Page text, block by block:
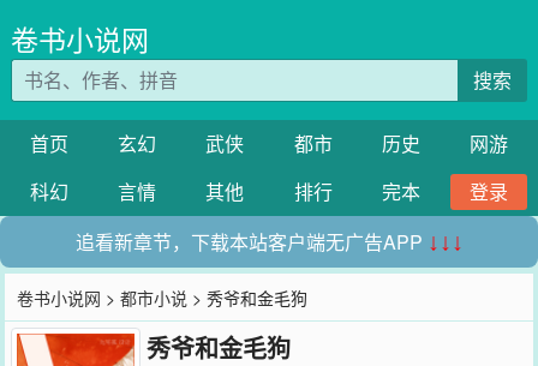
卷书小说网
搜索
首页 玄幻 武侠 都市 历史
网游
科幻
言情 其他 排行 完本
登录
追看新章节，下载本站客户端无广告APP ↓↓↓
卷书小说网 >都市小说 > 秀爷和金毛狗
秀爷和金毛狗